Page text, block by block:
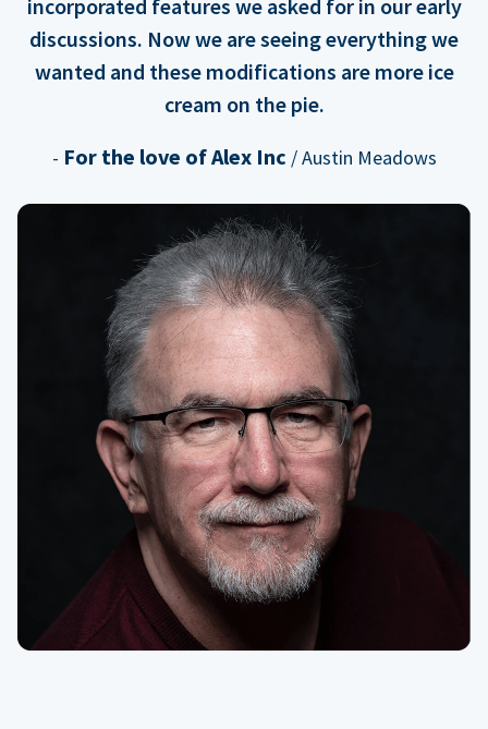
incorporated features we asked for in our early
discussions. Now we are seeing everything we
wanted and these modifications are more ice
cream on the pie.
- For the love of Alex Inc / Austin Meadows